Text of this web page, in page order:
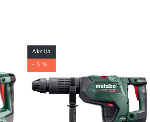
Akcija
- 5 %